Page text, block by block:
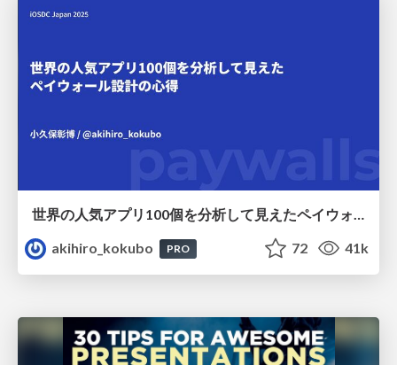
世界の人気アプリ100個を分析して見えたペイウォール設計の心得
akihiro_kokubo
PRO 72 41k